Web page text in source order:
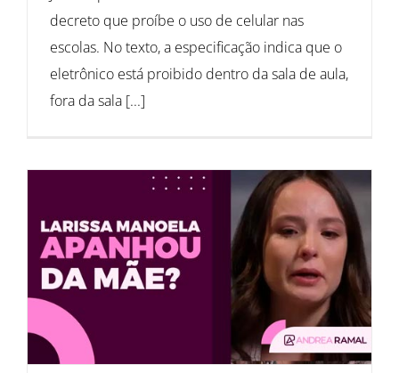
decreto que proíbe o uso de celular nas
escolas. No texto, a especificação indica que o
eletrônico está proibido dentro da sala de aula,
fora da sala [...]